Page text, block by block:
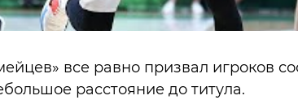
все равно призвал игроков
расстояние до титула.